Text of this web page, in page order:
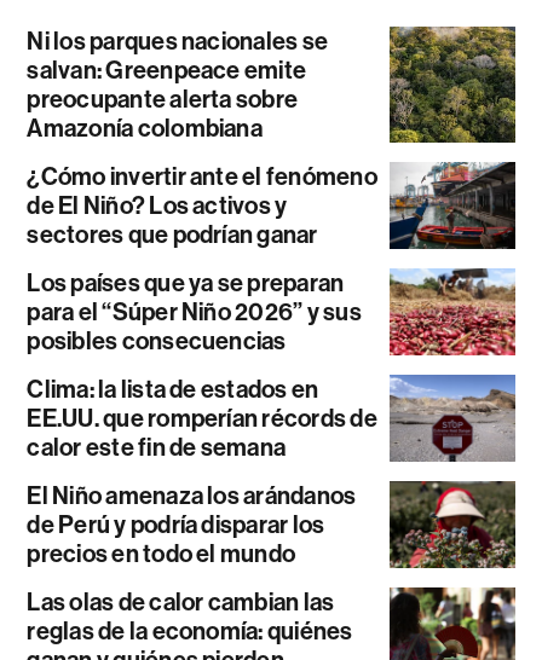
Ni los parques nacionales se
salvan: Greenpeace emite
preocupante alerta sobre
Amazonía colombiana
¿Cómo invertir ante el fenómeno
de El Niño? Los activos y
sectores que podrían ganar
Los países que ya se preparan
para el “Súper Niño 2026” y sus
posibles consecuencias
Clima: la lista de estados en
EE.UU. que romperían récords de
calor este fin de semana
El Niño amenaza los arándanos
de Perú y podría disparar los
precios en todo el mundo
Las olas de calor cambian las
reglas de la economía: quiénes